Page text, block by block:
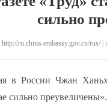
сильно
ru.china-embassy.gov.cn/
в России Чжан
сильно